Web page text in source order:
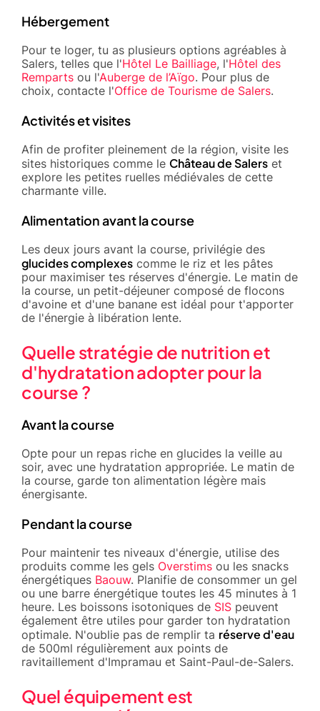
Hébergement
Pour te loger, tu as plusieurs options agréables à
Salers, telles que l'Hôtel Le Bailliage, l'Hôtel des
Remparts ou l'Auberge de l’Aïgo. Pour plus de
choix, contacte l'Office de Tourisme de Salers.
Activités et visites
Afin de profiter pleinement de la région, visite les
sites historiques comme le Château de Salers et
explore les petites ruelles médiévales de cette
charmante ville.
Alimentation avant la course
Les deux jours avant la course, privilégie des
glucides complexes comme le riz et les pâtes
pour maximiser tes réserves d'énergie. Le matin de
la course, un petit-déjeuner composé de flocons
d'avoine et d'une banane est idéal pour t'apporter
de l'énergie à libération lente.
Quelle stratégie de nutrition et
d'hydratation adopter pour la
course ?
Avant la course
Opte pour un repas riche en glucides la veille au
soir, avec une hydratation appropriée. Le matin de
la course, garde ton alimentation légère mais
énergisante.
Pendant la course
Pour maintenir tes niveaux d'énergie, utilise des
produits comme les gels Overstims ou les snacks
énergétiques Baouw. Planifie de consommer un gel
ou une barre énergétique toutes les 45 minutes à 1
heure. Les boissons isotoniques de SIS peuvent
également être utiles pour garder ton hydratation
optimale. N'oublie pas de remplir ta réserve d'eau
de 500ml régulièrement aux points de
ravitaillement d'Impramau et Saint-Paul-de-Salers.
Quel équipement est